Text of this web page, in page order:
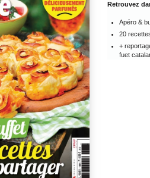
Retrouvez
Apéro &
20
+
fuet